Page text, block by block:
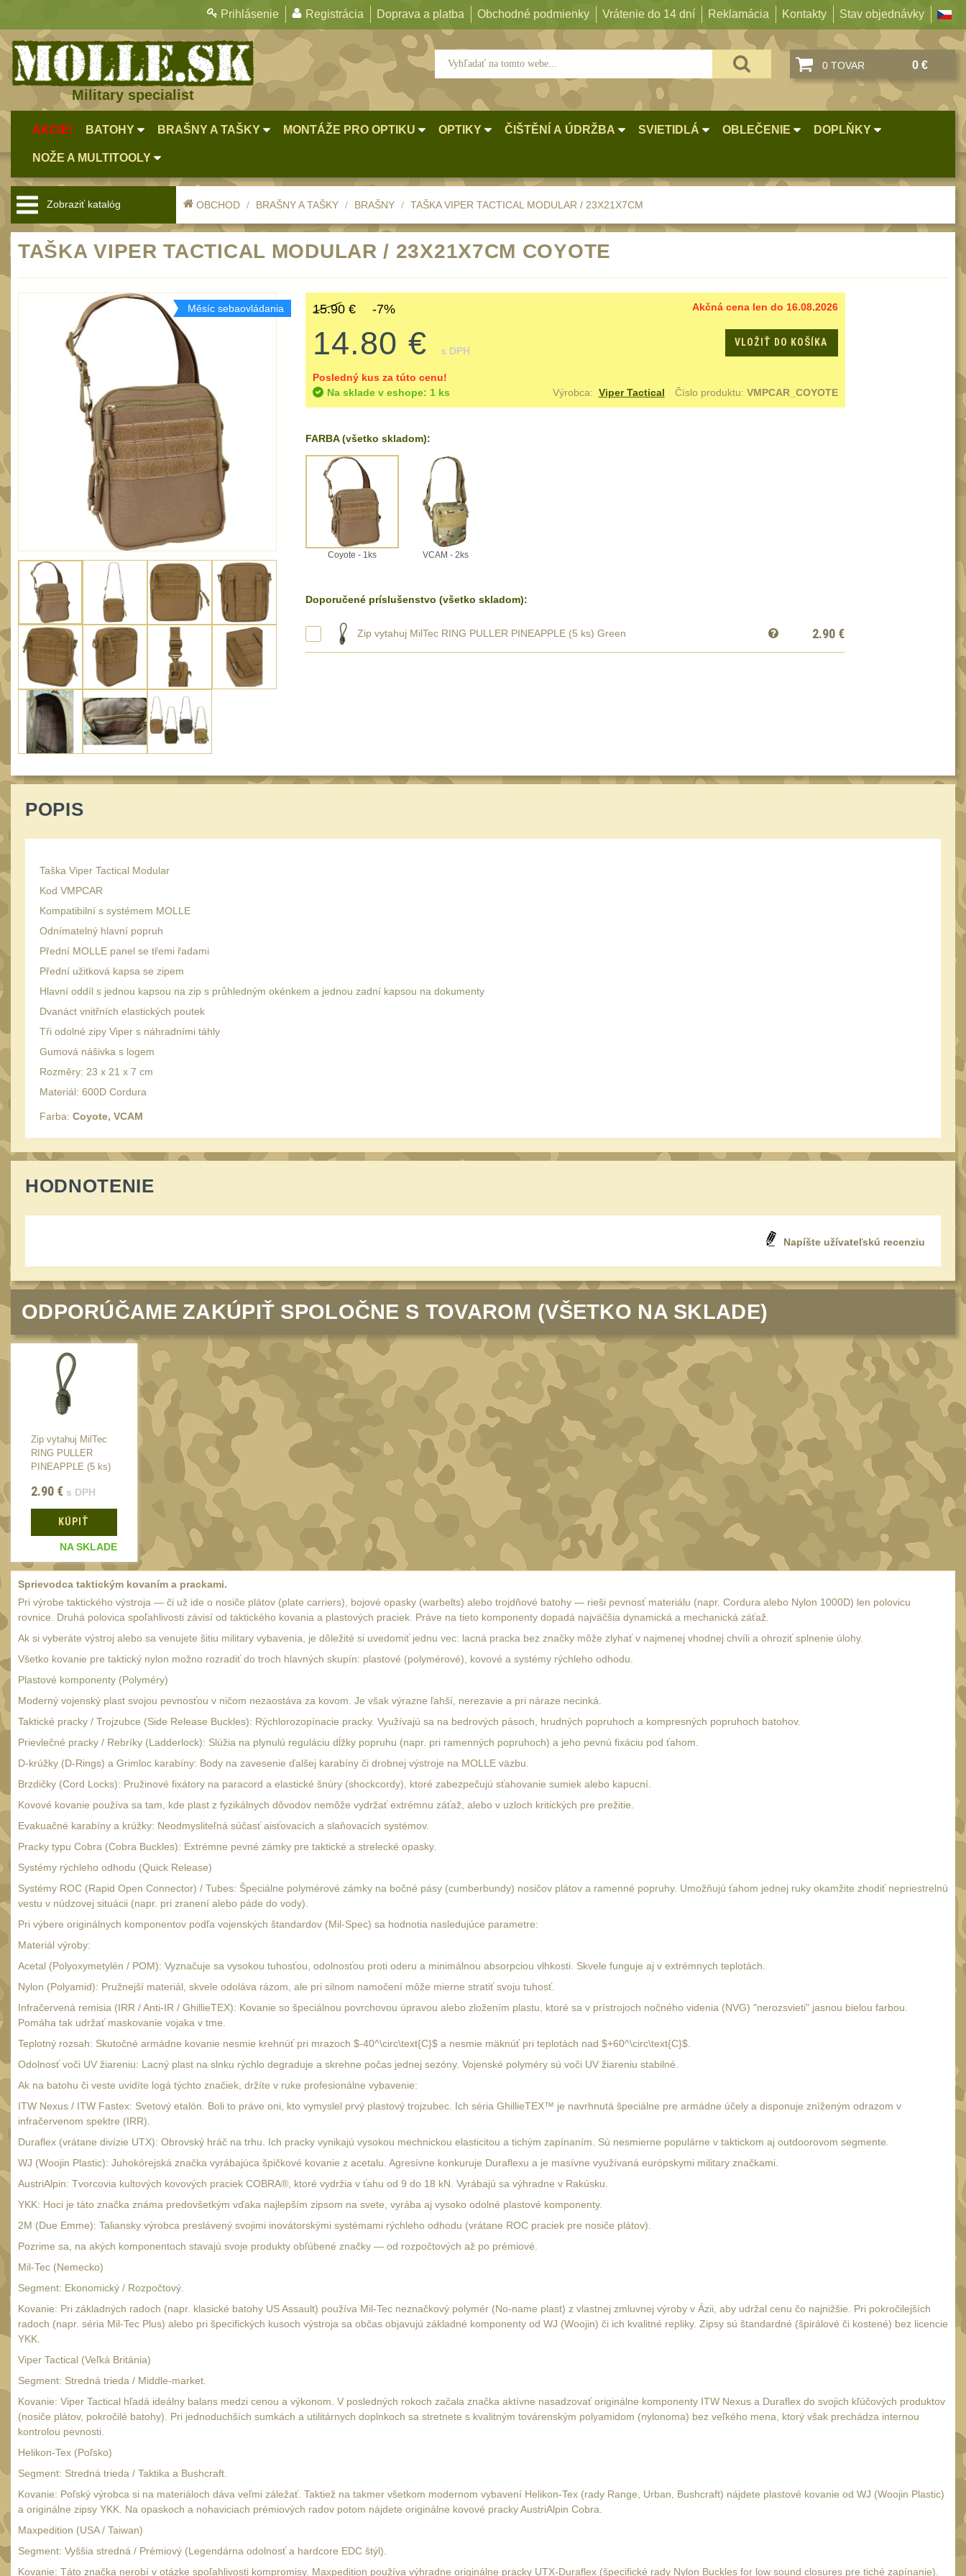
Prihlásenie Registrácia Doprava a platba Obchodné podmienky Vrátenie do 14 dní Reklamácia Kontakty Stav objednávky
Military specialist
0 TOVAR 0 €
AKCIE! BATOHY BRAŠNY A TAŠKY MONTÁŽE PRO OPTIKU OPTIKY ČIŠTĚNÍ A ÚDRŽBA SVIETIDLÁ OBLEČENIE DOPLŇKY
NOŽE A MULTITOOLY
Zobraziť katalóg OBCHOD BRAŠNY A TAŠKY BRAŠNY TAŠKA VIPER TACTICAL MODULAR / 23X21X7CM
TAŠKA VIPER TACTICAL MODULAR / 23X21X7CM COYOTE
Měsíc sebaovládania Akčná cena len do 16.08.2026
15.90 € -7%
14.80 € s DPH
VLOŽIŤ DO KOŠÍKA
Posledný kus za túto cenu!
Na sklade v eshope: 1 ks
Výrobca: Viper Tactical Číslo produktu: VMPCAR_COYOTE
FARBA (všetko skladom):
Coyote - 1ks VCAM - 2ks
Doporučené príslušenstvo (všetko skladom):
Zip vytahuj MilTec RING PULLER PINEAPPLE (5 ks) Green 2.90 €
POPIS
Taška Viper Tactical Modular
Kod VMPCAR
Kompatibilní s systémem MOLLE
Odnímatelný hlavní popruh
Přední MOLLE panel se třemi řadami
Přední užitková kapsa se zipem
Hlavní oddíl s jednou kapsou na zip s průhledným okénkem a jednou zadní kapsou na dokumenty
Dvanáct vnitřních elastických poutek
Tři odolné zipy Viper s náhradními táhly
Gumová nášivka s logem
Rozměry: 23 x 21 x 7 cm
Materiál: 600D Cordura
Farba: Coyote, VCAM
HODNOTENIE
Napíšte užívateľskú recenziu
ODPORÚČAME ZAKÚPIŤ SPOLOČNE S TOVAROM (VŠETKO NA SKLADE)
Zip vytahuj MilTec
RING PULLER
PINEAPPLE (5 ks)
2.90 € s DPH
KÚPIŤ
NA SKLADE
Zip vytahuj MilTec
RING PULLER
PINEAPPLE (5 ks)
Green
s DPH
NA SKLADE
Sprievodca taktickým kovaním a prackami.
Pri výrobe taktického výstroja — či už ide o nosiče plátov (plate carriers), bojové opasky (warbelts) alebo trojdňové batohy — rieši pevnosť materiálu (napr. Cordura alebo Nylon 1000D) len polovicu
rovnice. Druhá polovica spoľahlivosti závisí od taktického kovania a plastových praciek. Práve na tieto komponenty dopadá najväčšia dynamická a mechanická záťaž.
Ak si vyberáte výstroj alebo sa venujete šitiu military vybavenia, je dôležité si uvedomiť jednu vec: lacná pracka bez značky môže zlyhať v najmenej vhodnej chvíli a ohroziť splnenie úlohy.
Všetko kovanie pre taktický nylon možno rozradiť do troch hlavných skupín: plastové (polymérové), kovové a systémy rýchleho odhodu.
Plastové komponenty (Polyméry)
Moderný vojenský plast svojou pevnosťou v ničom nezaostáva za kovom. Je však výrazne ľahší, nerezavie a pri náraze necinká.
Taktické pracky / Trojzubce (Side Release Buckles): Rýchlorozopínacie pracky. Využívajú sa na bedrových pásoch, hrudných popruhoch a kompresných popruhoch batohov.
Prievlečné pracky / Rebríky (Ladderlock): Slúžia na plynulú reguláciu dĺžky popruhu (napr. pri ramenných popruhoch) a jeho pevnú fixáciu pod ťahom.
D-krúžky (D-Rings) a Grimloc karabíny: Body na zavesenie ďalšej karabíny či drobnej výstroje na MOLLE väzbu.
Brzdičky (Cord Locks): Pružinové fixátory na paracord a elastické šnúry (shockcordy), ktoré zabezpečujú sťahovanie sumiek alebo kapucní.
Kovové kovanie používa sa tam, kde plast z fyzikálnych dôvodov nemôže vydržať extrémnu záťaž, alebo v uzloch kritických pre prežitie.
Evakuačné karabíny a krúžky: Neodmysliteľná súčasť aisťovacích a slaňovacích systémov.
Pracky typu Cobra (Cobra Buckles): Extrémne pevné zámky pre taktické a strelecké opasky.
Systémy rýchleho odhodu (Quick Release)
Systémy ROC (Rapid Open Connector) / Tubes: Špeciálne polymérové zámky na bočné pásy (cumberbundy) nosičov plátov a ramenné popruhy. Umožňujú ťahom jednej ruky okamžite zhodiť nepriestrelnú
vestu v núdzovej situácii (napr. pri zranení alebo páde do vody).
Pri výbere originálnych komponentov podľa vojenských štandardov (Mil-Spec) sa hodnotia nasledujúce parametre:
Materiál výroby:
Acetal (Polyoxymetylén / POM): Vyznačuje sa vysokou tuhosťou, odolnosťou proti oderu a minimálnou absorpciou vlhkosti. Skvele funguje aj v extrémnych teplotách.
Nylon (Polyamid): Pružnejší materiál, skvele odoláva rázom, ale pri silnom namočení môže mierne stratiť svoju tuhosť.
Infračervená remisia (IRR / Anti-IR / GhillieTEX): Kovanie so špeciálnou povrchovou úpravou alebo zložením plastu, ktoré sa v prístrojoch nočného videnia (NVG) "nerozsvieti" jasnou bielou farbou.
Pomáha tak udržať maskovanie vojaka v tme.
Teplotný rozsah: Skutočné armádne kovanie nesmie krehnúť pri mrazoch $-40^\circ\text{C}$ a nesmie mäknúť pri teplotách nad $+60^\circ\text{C}$.
Odolnosť voči UV žiareniu: Lacný plast na slnku rýchlo degraduje a skrehne počas jednej sezóny. Vojenské polyméry sú voči UV žiareniu stabilné.
Ak na batohu či veste uvidíte logá týchto značiek, držíte v ruke profesionálne vybavenie:
ITW Nexus / ITW Fastex: Svetový etalón. Boli to práve oni, kto vymyslel prvý plastový trojzubec. Ich séria GhillieTEX™ je navrhnutá špeciálne pre armádne účely a disponuje zníženým odrazom v
infračervenom spektre (IRR).
Duraflex (vrátane divízie UTX): Obrovský hráč na trhu. Ich pracky vynikajú vysokou mechnickou elasticitou a tichým zapínaním. Sú nesmierne populárne v taktickom aj outdoorovom segmente.
WJ (Woojin Plastic): Juhokórejská značka vyrábajúca špičkové kovanie z acetalu. Agresívne konkuruje Duraflexu a je masívne využívaná európskymi military značkami.
AustriAlpin: Tvorcovia kultových kovových praciek COBRA®, ktoré vydržia v ťahu od 9 do 18 kN. Vyrábajú sa výhradne v Rakúsku.
YKK: Hoci je táto značka známa predovšetkým vďaka najlepším zipsom na svete, vyrába aj vysoko odolné plastové komponenty.
2M (Due Emme): Taliansky výrobca preslávený svojimi inovátorskými systémami rýchleho odhodu (vrátane ROC praciek pre nosiče plátov).
Pozrime sa, na akých komponentoch stavajú svoje produkty obľúbené značky — od rozpočtových až po prémiové.
Mil-Tec (Nemecko)
Segment: Ekonomický / Rozpočtový.
Kovanie: Pri základných radoch (napr. klasické batohy US Assault) používa Mil-Tec neznačkový polymér (No-name plast) z vlastnej zmluvnej výroby v Ázii, aby udržal cenu čo najnižšie. Pri pokročilejších
radoch (napr. séria Mil-Tec Plus) alebo pri špecifických kusoch výstroja sa občas objavujú základné komponenty od WJ (Woojin) či ich kvalitné repliky. Zipsy sú štandardné (špirálové či kostené) bez licencie
YKK.
Viper Tactical (Veľká Británia)
Segment: Stredná trieda / Middle-market.
Kovanie: Viper Tactical hľadá ideálny balans medzi cenou a výkonom. V posledných rokoch začala značka aktívne nasadzovať originálne komponenty ITW Nexus a Duraflex do svojich kľúčových produktov
(nosiče plátov, pokročilé batohy). Pri jednoduchších sumkách a utilitárnych doplnkoch sa stretnete s kvalitným továrenským polyamidom (nylonoma) bez veľkého mena, ktorý však prechádza internou
kontrolou pevnosti.
Helikon-Tex (Poľsko)
Segment: Stredná trieda / Taktika a Bushcraft.
Kovanie: Poľský výrobca si na materiáloch dáva veľmi záležať. Taktiež na takmer všetkom modernom vybavení Helikon-Tex (rady Range, Urban, Bushcraft) nájdete plastové kovanie od WJ (Woojin Plastic)
a originálne zipsy YKK. Na opaskoch a nohaviciach prémiových radov potom nájdete originálne kovové pracky AustriAlpin Cobra.
Maxpedition (USA / Taiwan)
Segment: Vyššia stredná / Prémiový (Legendárna odolnosť a hardcore EDC štýl).
Kovanie: Táto značka nerobí v otázke spoľahlivosti kompromisy. Maxpedition používa výhradne originálne pracky UTX-Duraflex (špecifické rady Nylon Buckles for low sound closures pre tiché zapínanie).